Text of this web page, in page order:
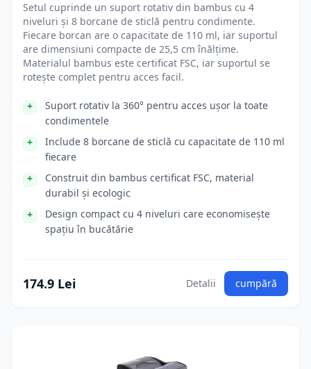
Setul cuprinde un suport rotativ din bambus cu 4
niveluri și 8 borcane de sticlă pentru condimente.
Fiecare borcan are o capacitate de 110 ml, iar suportul
are dimensiuni compacte de 25,5 cm înălțime.
Materialul bambus este certificat FSC, iar suportul se
rotește complet pentru acces facil.
Suport rotativ la 360° pentru acces ușor la toate
condimentele
Include 8 borcane de sticlă cu capacitate de 110 ml
fiecare
Construit din bambus certificat FSC, material
durabil și ecologic
Design compact cu 4 niveluri care economisește
spațiu în bucătărie
174.9 Lei Detalii cumpără